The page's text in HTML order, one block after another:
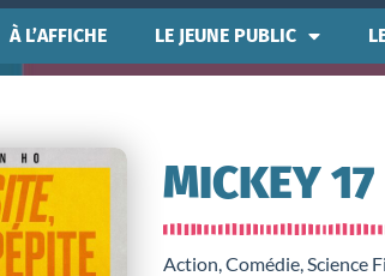
À L’AFFICHE LE JEUNE PUBLIC
MICKEY 17
Action, Comédie, Science